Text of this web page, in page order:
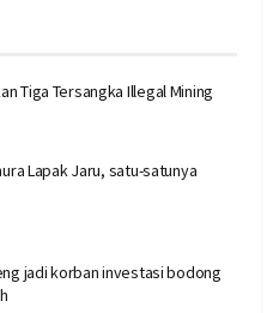
Tiga Tersangka Illegal Mining
Lapak Jaru, satu-satunya
jadi korban investasi bodong